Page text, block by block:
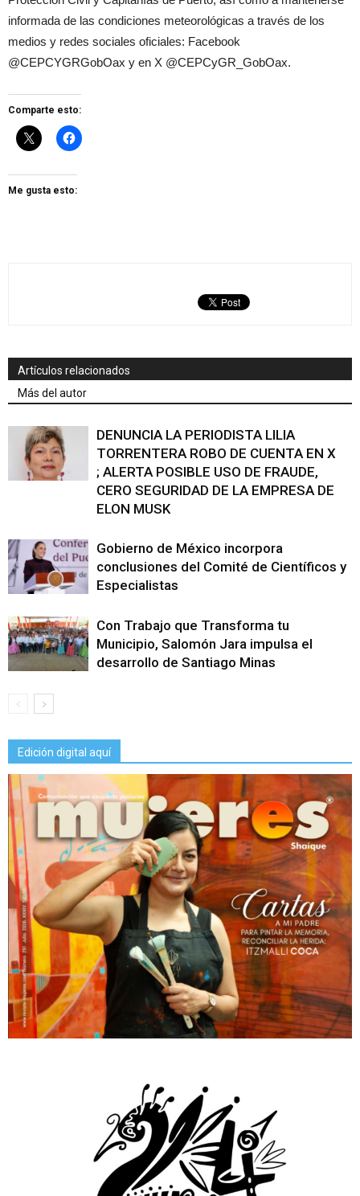
informada de las condiciones meteorológicas a través de los
medios y redes sociales oficiales: Facebook
@CEPCYGRGobOax y en X @CEPCyGR_GobOax.
Comparte esto:
Me gusta esto:
Artículos relacionados
Más del autor
DENUNCIA LA PERIODISTA LILIA
TORRENTERA ROBO DE CUENTA EN X
; ALERTA POSIBLE USO DE FRAUDE,
CERO SEGURIDAD DE LA EMPRESA DE
ELON MUSK
Gobierno de México incorpora
conclusiones del Comité de Científicos y
Especialistas
Con Trabajo que Transforma tu
Municipio, Salomón Jara impulsa el
desarrollo de Santiago Minas
Edición digital aquí